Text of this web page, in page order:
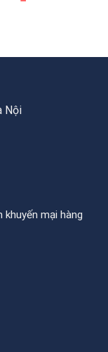
hiện
Nội
mại hàng